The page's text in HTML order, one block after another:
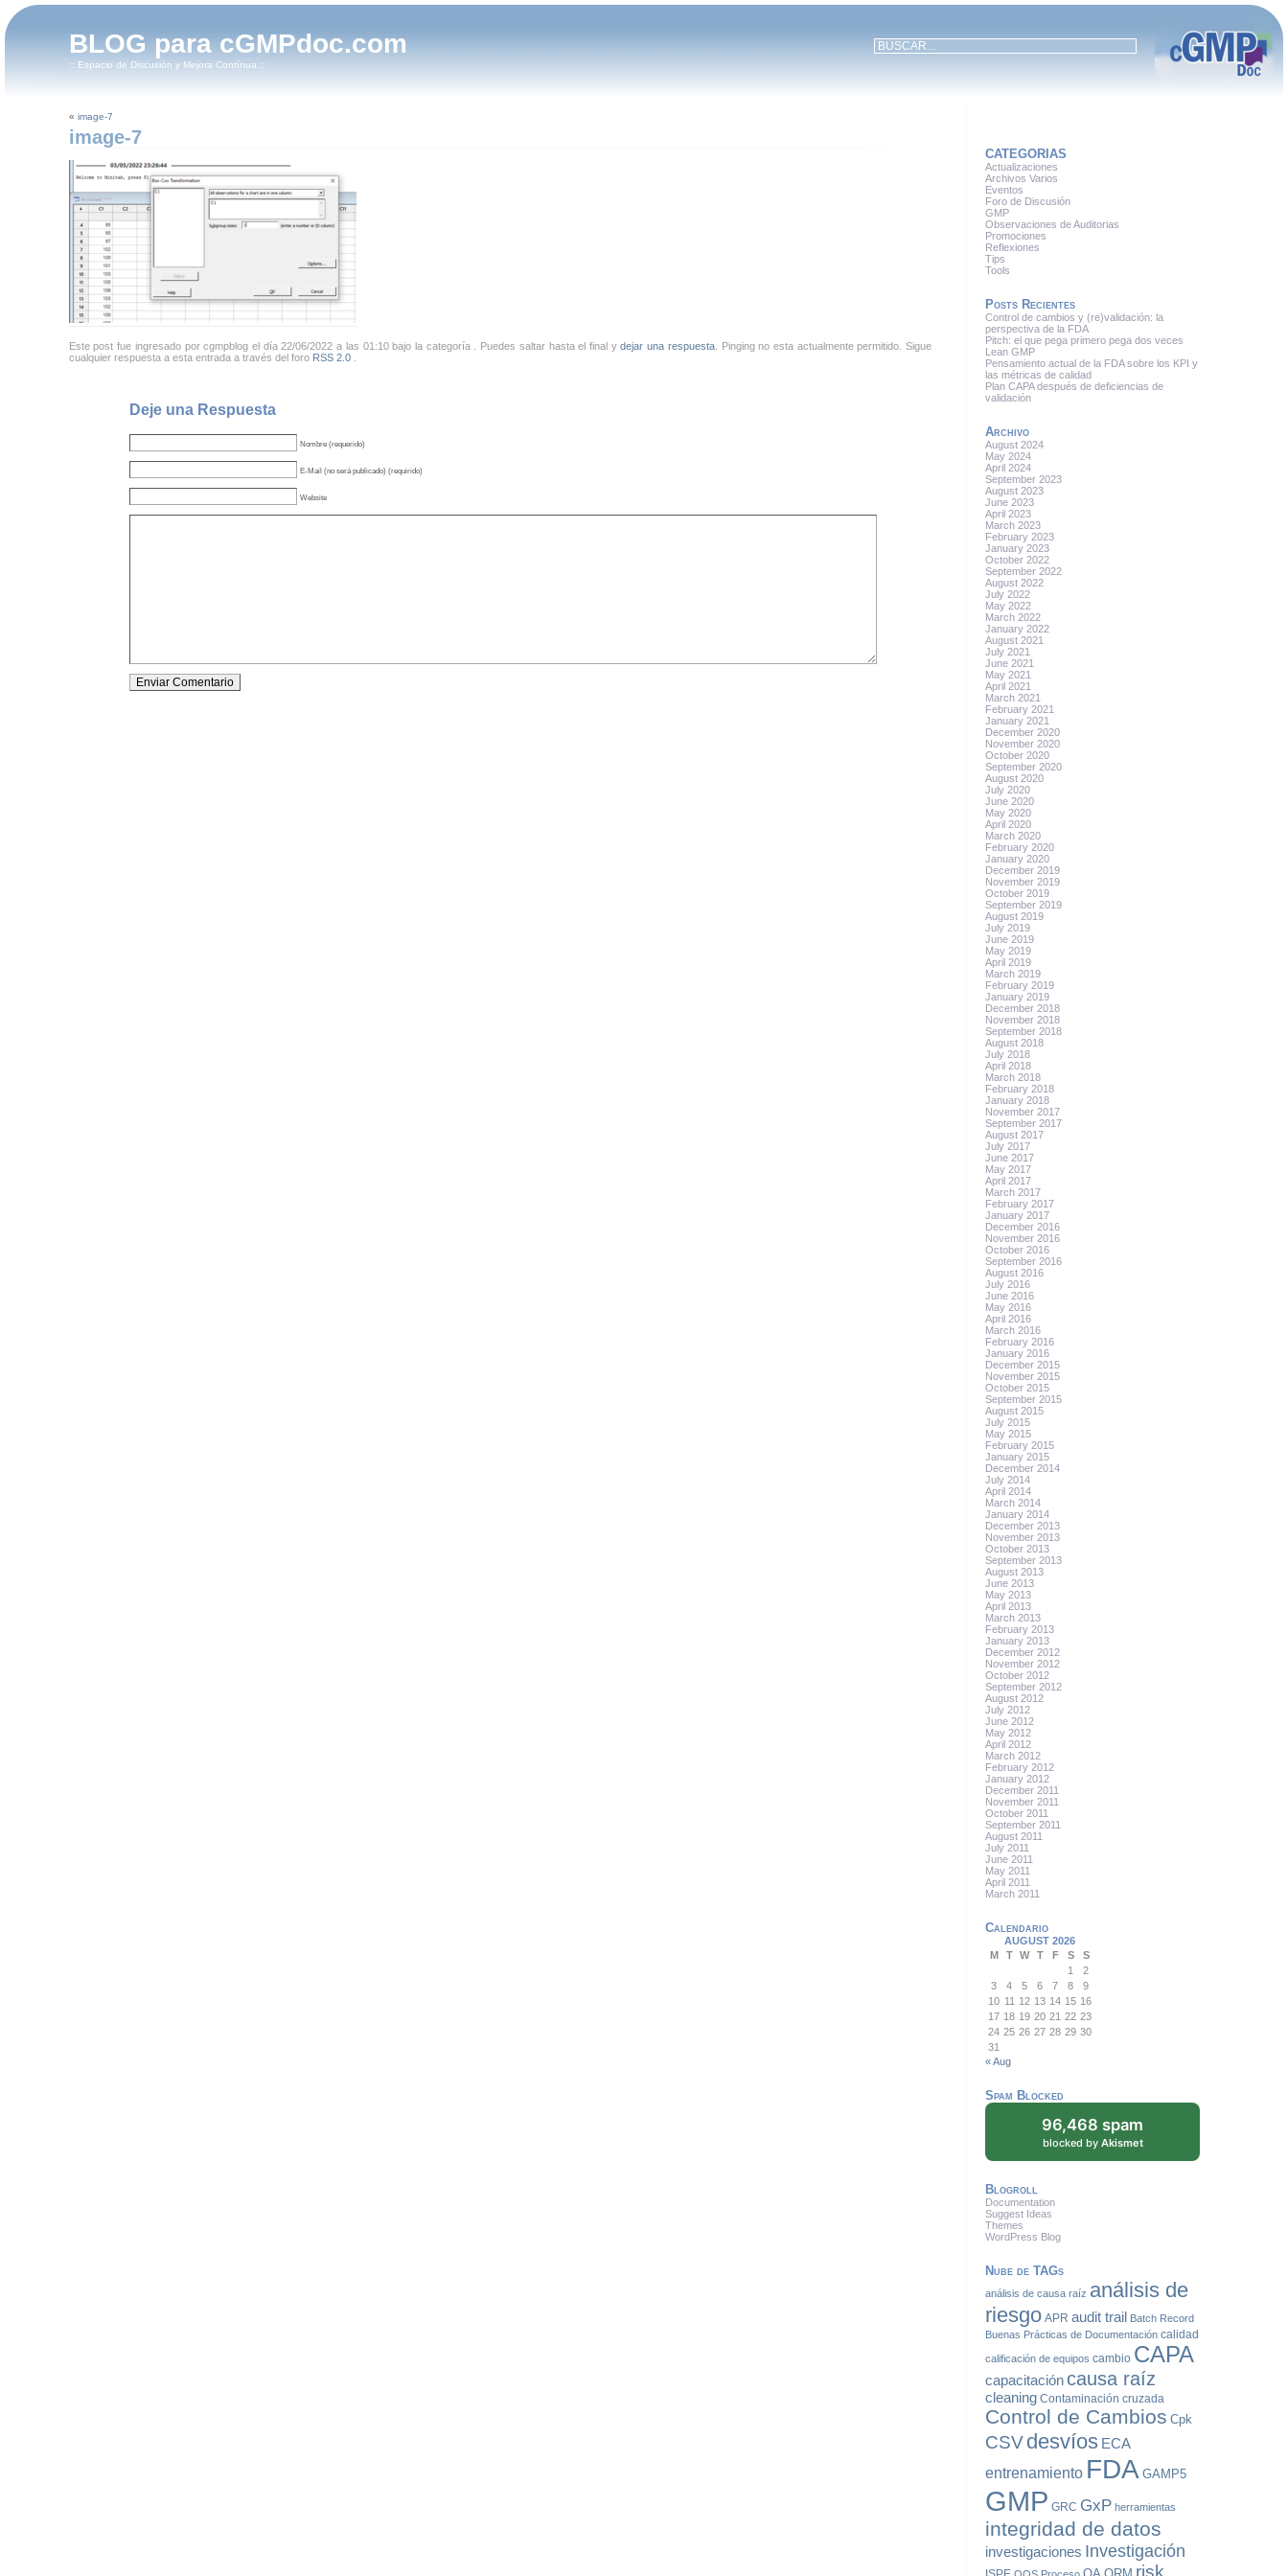
BLOG para cGMPdoc.com
:: Espacio de Discusión y Mejora Contínua ::
« image-7
image-7
Este post fue ingresado por cgmpblog el día 22/06/2022 a las 01:10 bajo la categoría . Puedes saltar hasta el final ydejar una respuesta. Pinging no esta actualmente permitido. Sigue
cualquier respuesta a esta entrada a través del foro RSS 2.0.
Deje una Respuesta
Nombre (requerido)
E-Mail (no será publicado) (requirido)
Website
CATEGORIAS
Actualizaciones
Archivos Varios
Eventos
Foro de Discusión
GMP
Observaciones de Auditorias
Promociones
Reflexiones
Tips
Tools
Posts Recientes
Control de cambios y (re)validación: la
perspectiva de la FDA
Pitch: el que pega primero pega dos veces
Lean GMP
Pensamiento actual de la FDA sobre los KPI y
las métricas de calidad
Plan CAPA después de deficiencias de
validación
Archivo
August 2024
May 2024
April 2024
September 2023
August 2023
June 2023
April 2023
March 2023
February 2023
January 2023
October 2022
September 2022
August 2022
July 2022
May 2022
March 2022
January 2022
August 2021
July 2021
June 2021
May 2021
April 2021
March 2021
February 2021
January 2021
December 2020
November 2020
October 2020
September 2020
August 2020
July 2020
June 2020
May 2020
April 2020
March 2020
February 2020
January 2020
December 2019
November 2019
October 2019
September 2019
August 2019
July 2019
June 2019
May 2019
April 2019
March 2019
February 2019
January 2019
December 2018
November 2018
September 2018
August 2018
July 2018
April 2018
March 2018
February 2018
January 2018
November 2017
September 2017
August 2017
July 2017
June 2017
May 2017
April 2017
March 2017
February 2017
January 2017
December 2016
November 2016
October 2016
September 2016
August 2016
July 2016
June 2016
May 2016
April 2016
March 2016
February 2016
January 2016
December 2015
November 2015
October 2015
September 2015
August 2015
July 2015
May 2015
February 2015
January 2015
December 2014
July 2014
April 2014
March 2014
January 2014
December 2013
November 2013
October 2013
September 2013
August 2013
June 2013
May 2013
April 2013
March 2013
February 2013
January 2013
December 2012
November 2012
October 2012
September 2012
August 2012
July 2012
June 2012
May 2012
April 2012
March 2012
February 2012
January 2012
December 2011
November 2011
October 2011
September 2011
August 2011
July 2011
June 2011
May 2011
April 2011
March 2011
Calendario
AUGUST 2026
M
T W T F S
S
1
2
3
4 5 6 7 8
9
10 11 12 13 14 15 16
17 18 19 20 21 22 23
24 25 26 27 28 29 30
31
« Aug
Spam Blocked
96,468 spam
blocked by Akismet
Blogroll
Documentation
Suggest Ideas
Themes
WordPress Blog
Nube de TAGs
análisis de causa raíz análisis de
riesgo APR audit trail Batch Record
Buenas Prácticas de Documentación calidad
calificación de equipos cambio CAPA
capacitacióncausa raíz
cleaning Contaminación cruzada
Control de Cambios Cpk
CSVdesvíos ECA
entrenamiento FDA GAMP5
GMP GRC GxP herramientas
integridad de datos
investigaciones Investigación
risk